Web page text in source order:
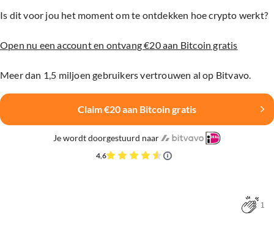
Is dit voor jou het moment om te ontdekken hoe crypto werkt?
Open nu een account en ontvang €20 aan Bitcoin gratis
Meer dan 1,5 miljoen gebruikers vertrouwen al op Bitvavo.
Claim €20 aan Bitcoin gratis
Je wordt doorgestuurd naar
4,6
1